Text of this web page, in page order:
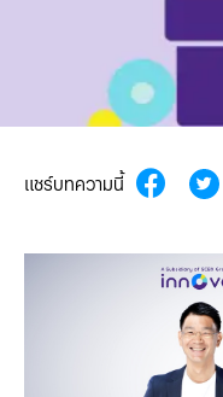
แชร์บทความนี้